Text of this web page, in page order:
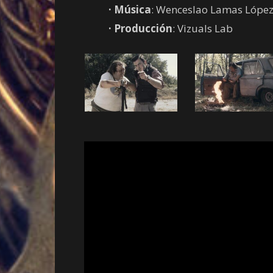
· Música: Wenceslao Lamas López
· Producción: Vizuals Lab